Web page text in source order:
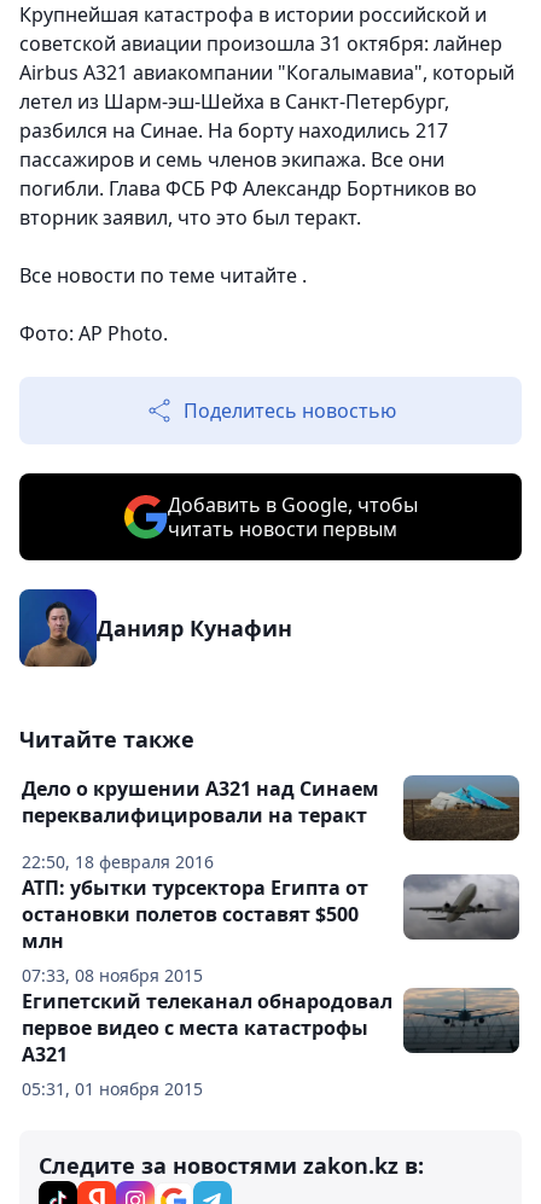
Крупнейшая катастрофа в истории российской и
советской авиации произошла 31 октября: лайнер
Airbus A321 авиакомпании "Когалымавиа", который
летел из Шарм-эш-Шейха в Санкт-Петербург,
разбился на Синае. На борту находились 217
пассажиров и семь членов экипажа. Все они
погибли. Глава ФСБ РФ Александр Бортников во
вторник заявил, что это был теракт.
Все новости по теме читайте .
Фото: AP Photo.
Поделитесь новостью
Добавить в Google, чтобы
читать новости первым
Данияр Кунафин
Читайте также
22:50, 18 февраля 2016
Дело о крушении A321 над Синаем
переквалифицировали на теракт
07:33, 08 ноября 2015
АТП: убытки турсектора Египта от
остановки полетов составят $500
млн
05:31, 01 ноября 2015
Египетский телеканал обнародовал
первое видео с места катастрофы
A321
Следите за новостями zakon.kz в: